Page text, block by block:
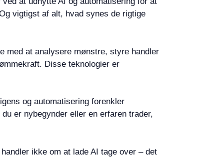
vigtigst af alt, hvad synes de rigtige
med at analysere mønstre, styre handler
Disse teknologier er
og automatisering forenkler
er nybegynder eller en erfaren trader,
ikke om at lade AI tage over – det